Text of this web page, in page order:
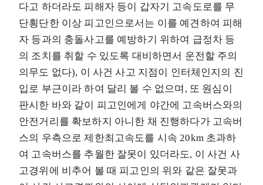
다고 하더라도 피해자 등이 갑자기 고속도로를 무
단횡단한 이상 피고인으로서는 이를 예견하여 피해
자 등과의 충돌사고를 예방하기 위하여 급정차 등
의 조치를 취할 수 있도록 대비하면서 운전할 주의
의무도 없다), 이 사건 사고 지점이 인터체인지의 진
입로 부근이라 하여 달리 볼 수 없으며, 또 원심이
판시한 바와 같이 피고인에게 야간에 고속버스와의
안전거리를 확보하지 아니한 채 진행하다가 고속버
스의 우측으로 제한최고속도를 시속 20km 초과하
여 고속버스를 추월한 잘못이 있더라도, 이 사건 사
고경위에 비추어 볼 때 피고인의 위와 같은 잘못과